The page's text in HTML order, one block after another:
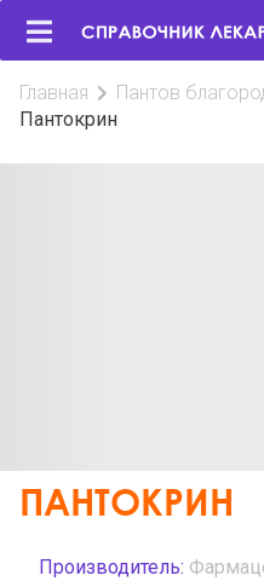
Главная
Пантов
Пантокрин
ПАНТОКРИН
Производитель: